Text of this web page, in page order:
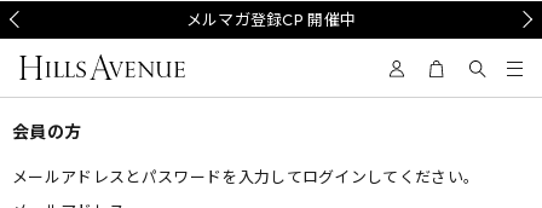
メルマガ登録CP 開催中
会員の方
メールアドレスとパスワードを入力してログインしてください。